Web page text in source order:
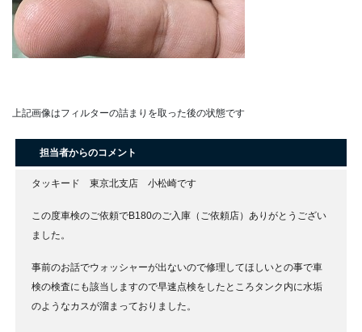
上記画像はフィルターの詰まりを取った後の状態です
担当者からのコメント
タッキード 東京北支店 小松崎です
この度車検のご依頼でB180のご入庫（ご依頼店）ありがとうござい
ました。
事前のお話でウォッシャーが出ないので修理してほしいとの事で車
検の検査にも該当しますので早速点検をしたところタンク内に水垢
のようなカスが溜まっておりました。